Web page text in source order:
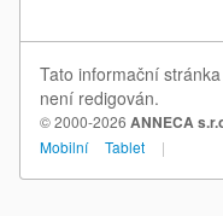
Tato informační
není redigován.
© 2000-2026 ANNECA
Mobilní
Tablet |